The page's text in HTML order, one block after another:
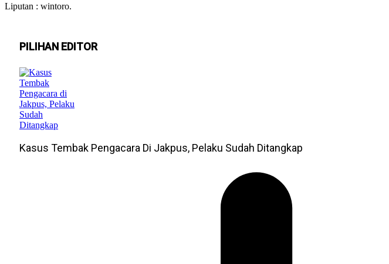
Liputan : wintoro.
PILIHAN EDITOR
Kasus Tembak Pengacara Di Jakpus, Pelaku Sudah Ditangkap